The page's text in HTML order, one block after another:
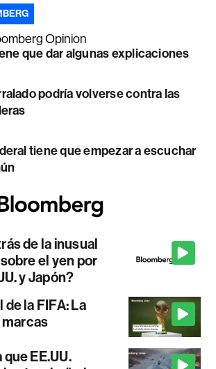
Opinion
que dar algunas explicaciones
podría volverse contra las
tiene que empezar a escuchar
de la inusual
el yen por
y Japón?
la FIFA: La
EE.UU.